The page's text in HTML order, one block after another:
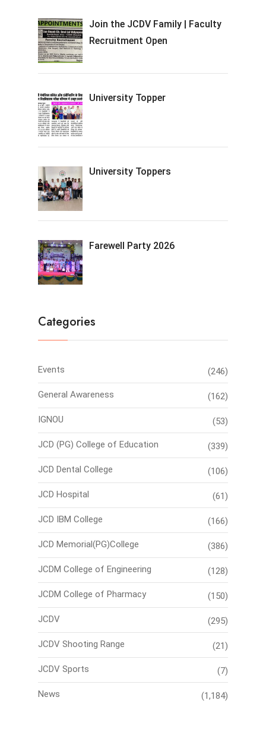
Join the JCDV Family | Faculty
Recruitment Open
University Topper
University Toppers
Farewell Party 2026
Categories
Events (246)
General Awareness (162)
IGNOU (53)
JCD (PG) College of Education (339)
JCD Dental College (106)
JCD Hospital (61)
JCD IBM College (166)
JCD Memorial(PG)College (386)
JCDM College of Engineering (128)
JCDM College of Pharmacy (150)
JCDV (295)
JCDV Shooting Range (21)
JCDV Sports (7)
News (1,184)